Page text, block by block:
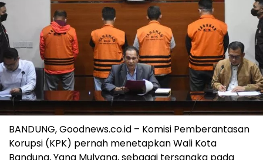
BANDUNG, Goodnews.co.id – Komisi Pemberantasan
Korupsi (KPK) pernah menetapkan Wali Kota